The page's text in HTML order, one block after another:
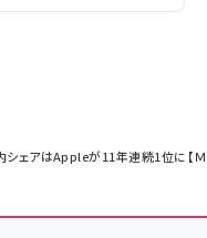
シェアはAppleが11年連続1位に【Ｍ